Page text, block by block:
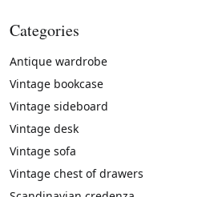
Categories
Antique wardrobe
Vintage bookcase
Vintage sideboard
Vintage desk
Vintage sofa
Vintage chest of drawers